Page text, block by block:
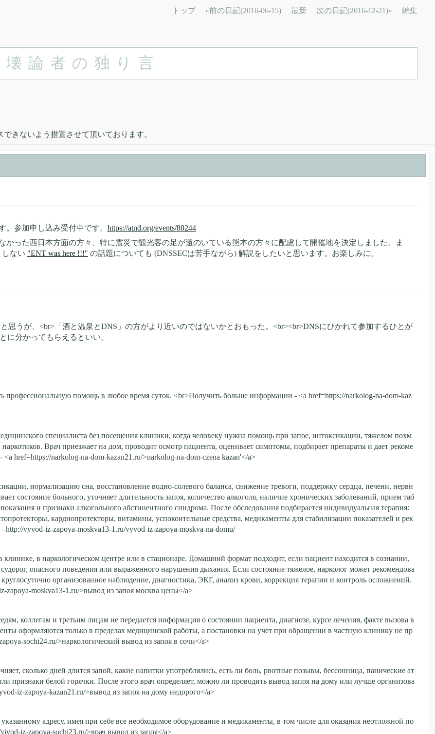
トップ «前の日記(2016-06-15) 最新 次の日記(2016-12-21)» 編集
論者の独り言
できないよう措置させて頂いております。
。参加申し込み受付中です。 https://atnd.org/events/80244
かった西日本方面の方々、特に震災で観光客の足が遠のいている熊本の方々に配慮して開催地を決定しました。ま
しない "ENT was here !!!" の話題についても (DNSSECは苦手ながら) 解説をしたいと思います。お楽しみに。
思うが、<br>「酒と温泉とDNS」の方がより近いのではないかとおもった。<br><br>DNSにひかれて参加するひとが
分かってもらえるといい。
профессиональную помощь в любое время суток. <br>Получить больше информации - <a href=https://narkolog-na-dom-kaz
специалиста без посещения клиники, когда человеку нужна помощь при запое, интоксикации, тяжелом похм
Врач приезжает на дом, проводит осмотр пациента, оценивает симптомы, подбирает препараты и дает рекоме
href=https://narkolog-na-dom-kazan21.ru/>narkolog-na-dom-czena kazan'</a>
нормализацию сна, восстановление водно-солевого баланса, снижение тревоги, поддержку сердца, печени, нервн
состояние больного, уточняет длительность запоя, количество алкоголя, наличие хронических заболеваний, прием таб
и признаки алкогольного абстинентного синдрома. После обследования подбирается индивидуальная терапия:
кардиопротекторы, витамины, успокоительные средства, медикаменты для стабилизации показателей и рек
vyvod-iz-zapoya-moskva13-1.ru/vyvod-iz-zapoya-moskva-na-domu/
в наркологическом центре или в стационаре. Домашний формат подходит, если пациент находится в сознании,
опасного поведения или выраженного нарушения дыхания. Если состояние тяжелое, нарколог может рекомендова
организованное наблюдение, диагностика, ЭКГ, анализ крови, коррекция терапии и контроль осложнений.
moskva13-1.ru/>вывод из запоя москва цены</a>
коллегам и третьим лицам не передается информация о состоянии пациента, диагнозе, курсе лечения, факте вызова в
оформляются только в пределах медицинской работы, а постановки на учет при обращении в частную клинику не пр
sochi24.ru/>наркологический вывод из запоя в сочи</a>
сколько дней длится запой, какие напитки употреблялись, есть ли боль, рвотные позывы, бессонница, панические ат
признаки белой горячки. После этого врач определяет, можно ли проводить вывод запоя на дому или лучше организова
iz-zapoya-kazan21.ru/>вывод из запоя на дому недорого</a>
адресу, имея при себе все необходимое оборудование и медикаменты, в том числе для оказания неотложной по
iz-zapoya-sochi23.ru/>врач вывод из запоя</a>